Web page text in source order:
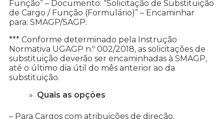
Função” – Documento: “Solicitação de Substituição
de Cargo / Função (Formulário)” – Encaminhar
para: SMAGP/SAGP.
*** Conforme determinado pela Instrução
Normativa UGAGP n.º 002/2018, as solicitações de
substituição deverão ser encaminhadas à SMAGP,
até o último dia útil do mês anterior ao da
substituição.
Quais as opções
– Para Cargos com atribuições de direção,